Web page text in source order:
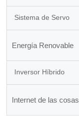
Sistema de Servo
Energía Renovable
Inversor Híbrido
Internet de las cosas